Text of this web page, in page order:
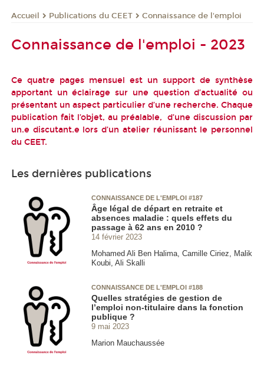
Accueil Publications du CEET Connaissance de l'emploi
Connaissance de l'emploi - 2023
Ce quatre pages mensuel est un support de synthèse
apportant un éclairage sur une question d’actualité ou
présentant un aspect particulier d’une recherche. Chaque
publication fait l’objet, au préalable, d’une discussion par
un.e discutant.e lors d’un atelier réunissant le personnel
du CEET.
Les dernières publications
CONNAISSANCE DE L'EMPLOI #187
Âge légal de départ en retraite et
absences maladie : quels effets du
passage à 62 ans en 2010 ?
14 février 2023
Mohamed Ali Ben Halima, Camille Ciriez, Malik
Koubi, Ali Skalli
CONNAISSANCE DE L'EMPLOI #188
Quelles stratégies de gestion de
l’emploi non-titulaire dans la fonction
publique ?
9 mai 2023
Marion Mauchaussée